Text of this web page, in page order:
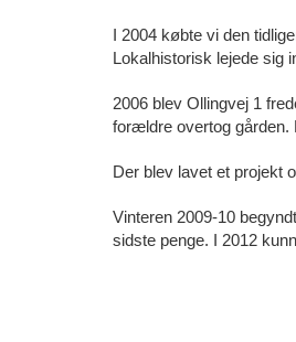
I 2004 købte vi den
Lokalhistorisk lejede sig
2006 blev Ollingvej 1
forældre overtog gården.
Der blev lavet et projekt
Vinteren 2009-10
sidste penge. I 2012